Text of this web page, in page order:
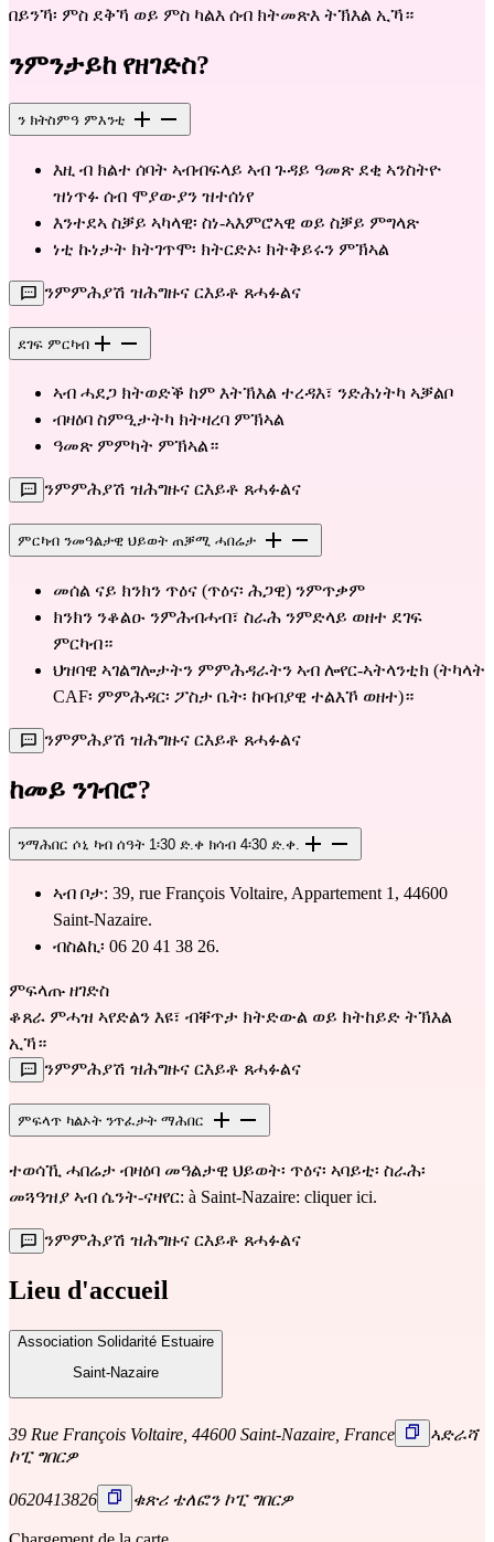
በይንኻ፡ ምስ ደቅኻ ወይ ምስ ካልእ ሰብ ክትመጽእ ትኽእል ኢኻ።
ንምንታይከ የዘገድስ?
ን ክትስምዓ ምእንቲ
እዚ ብ ክልተ ሰባት ኣብብፍላይ ኣብ ጉዳይ ዓመጽ ደቂ ኣንስትዮ
ዝነጥፉ ሰብ ሞያውያን ዝተሰነየ
እንተደኣ ስቓይ ኣካላዊ፡ ስነ-ኣእምሮኣዊ ወይ ስቓይ ምግላጽ
ነቲ ኩነታት ክትገጥሞ፡ ክትርድኦ፡ ክትቅይሩን ምኽኣል
ንምምሕያሽ ዝሕግዙና ርእይቶ ጸሓፉልና
ደገፍ ምርካብ
ኣብ ሓደጋ ክትወድቕ ከም እትኽእል ተረዳእ፣ ንድሕነትካ ኣቓልቦ
ብዛዕባ ስምዒታትካ ክትዛረባ ምኽኣል
ዓመጽ ምምካት ምኽኣል።
ንምምሕያሽ ዝሕግዙና ርእይቶ ጸሓፉልና
ምርካብ ንመዓልታዊ ህይወት ጠቓሚ ሓበሬታ
መሰል ናይ ክንክን ጥዕና (ጥዕና፡ ሕጋዊ) ንምጥቃም
ክንክን ንቆልዑ ንምሕብሓብ፣ ስራሕ ንምድላይ ወዘተ ደገፍ
ምርካብ።
ህዝባዊ ኣገልግሎታትን ምምሕዳራትን ኣብ ሎየር-ኣትላንቲክ (ትካላት
CAF፡ ምምሕዳር፡ ፖስታ ቤት፡ ከባብያዊ ተልእኾ ወዘተ)።
ንምምሕያሽ ዝሕግዙና ርእይቶ ጸሓፉልና
ከመይ ንገብሮ?
ንማሕበር ሶኒ ካብ ሰዓት 1፡30 ድ.ቀ ክሳብ 4፡30 ድ.ቀ.
ኣብ ቦታ: 39, rue François Voltaire, Appartement 1, 44600
Saint-Nazaire.
ብስልኪ፡ 06 20 41 38 26.
ምፍላጡ ዘገድስ
ቆጸራ ምሓዝ ኣየድልን እዩ፣ ብቐጥታ ክትድውል ወይ ክትከይድ ትኽእል
ኢኻ።
ንምምሕያሽ ዝሕግዙና ርእይቶ ጸሓፉልና
ምፍላጥ ካልኦት ንጥፈታት ማሕበር
ተወሳኺ ሓበሬታ ብዛዕባ መዓልታዊ ህይወት፡ ጥዕና፡ ኣባይቲ፡ ስራሕ፡
መጓዓዝያ ኣብ ሴንት-ናዛየር: à Saint-Nazaire: cliquer ici.
ንምምሕያሽ ዝሕግዙና ርእይቶ ጸሓፉልና
Lieu d'accueil
Association Solidarité Estuaire
Saint-Nazaire
39 Rue François Voltaire, 44600 Saint-Nazaire, France
ኣድራሻ
ኮፒ ግበርዎ
0620413826 ቁጽሪ ቴለፎን ኮፒ ግበርዎ